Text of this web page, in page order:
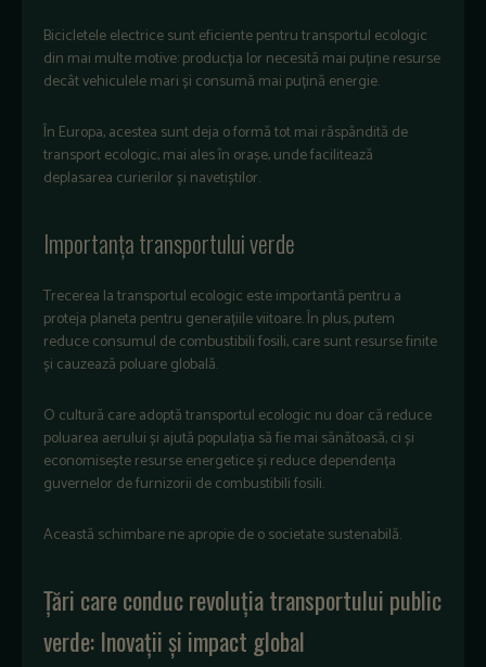
Bicicletele electrice sunt eficiente pentru transportul ecologic
din mai multe motive: producția lor necesită mai puține resurse
decât vehiculele mari și consumă mai puțină energie.
În Europa, acestea sunt deja o formă tot mai răspândită de
transport ecologic, mai ales în orașe, unde facilitează
deplasarea curierilor și navetiștilor.
Importanța transportului verde
Trecerea la transportul ecologic este importantă pentru a
proteja planeta pentru generațiile viitoare. În plus, putem
reduce consumul de combustibili fosili, care sunt resurse finite
și cauzează poluare globală.
O cultură care adoptă transportul ecologic nu doar că reduce
poluarea aerului și ajută populația să fie mai sănătoasă, ci și
economisește resurse energetice și reduce dependența
guvernelor de furnizorii de combustibili fosili.
Această schimbare ne apropie de o societate sustenabilă.
Țări care conduc revoluția transportului public
verde: Inovații și impact global